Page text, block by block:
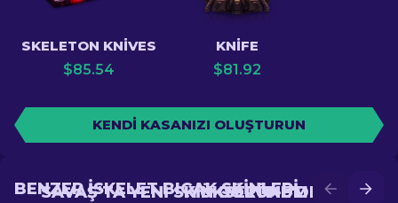
SKELETON KNIVES
$85.54
KNIFE
$81.92
KENDI KASANIZI OLUŞTURUN
YÜKSELTME'DE DAHA
SAVAŞ'TA YENI SKIN GÖRÜNÜM ELDE
BENZER İSKELET BIÇAK SKINLERI